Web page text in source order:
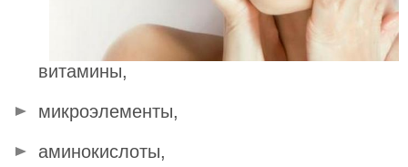
витамины,
микроэлементы,
аминокислоты,